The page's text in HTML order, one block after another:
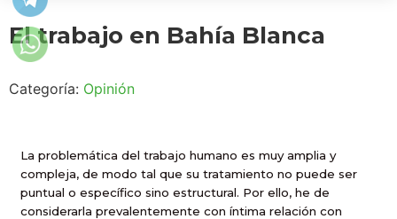
El trabajo en Bahía Blanca
Categoría: Opinión
La problemática del trabajo humano es muy amplia y
compleja, de modo tal que su tratamiento no puede ser
puntual o específico sino estructural. Por ello, he de
considerarla prevalentemente con íntima relación con